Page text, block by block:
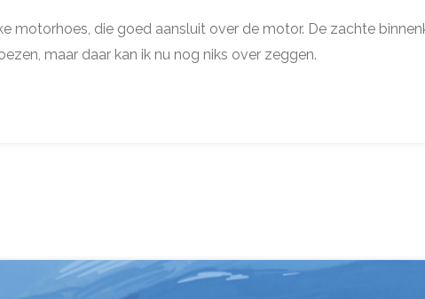
motorhoes, die goed aansluit over de motor. De zachte
maar daar kan ik nu nog niks over zeggen.